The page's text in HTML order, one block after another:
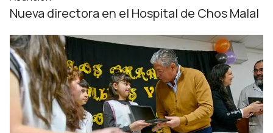
Nueva directora en el Hospital de Chos Malal